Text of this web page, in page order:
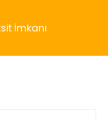
İmkanı